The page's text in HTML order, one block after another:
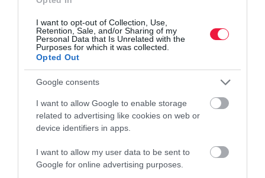
I want to opt-out of Collection, Use,
Retention, Sale, and/or Sharing of my
Personal Data that Is Unrelated with the
Purposes for which it was collected.
Opted Out
Google consents
I want to allow Google to enable storage
related to advertising like cookies on web or
device identifiers in apps.
I want to allow my user data to be sent to
Google for online advertising purposes.
Otthon Start